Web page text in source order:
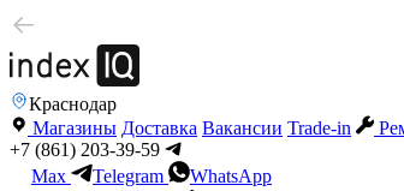
Краснодар
Магазины Доставка Вакансии Trade-in
+7 (861) 203-39-59
Max
Telegram
WhatsApp